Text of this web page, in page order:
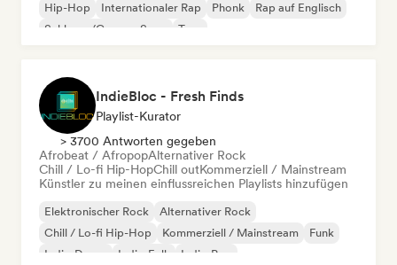
Hip-Hop
Internationaler Rap Phonk
Rap auf Englisch
Schlager/German Song
Trap
IndieBloc - Fresh Finds
Playlist-Kurator
> 3700 Antworten gegeben
Afrobeat / AfropopAlternativer Rock
Chill / Lo-fi Hip-HopChill outKommerziell / Mainstream
Künstler zu meinen einflussreichen Playlists hinzufügen
Elektronischer Rock
Alternativer Rock
Chill / Lo-fi Hip-Hop
Kommerziell / Mainstream
Funk
Indie-Dance
Indie-Folk Indie-Pop